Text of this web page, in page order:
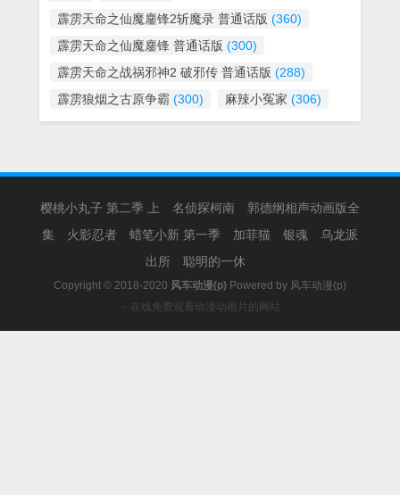
霹雳天命之仙魔鏖锋2斩魔录 普通话版 (360)
霹雳天命之仙魔鏖锋 普通话版 (300)
霹雳天命之战祸邪神2 破邪传 普通话版 (288)
霹雳狼烟之古原争霸 (300) 麻辣小冤家 (306)
樱桃小丸子 第二季 上 名侦探柯南
郭德纲相声动画版全
集
火影忍者 蜡笔小新 第一季 加菲猫 银魂
乌龙派
出所
聪明的一休
Copyright © 2018-2020 风车动漫(p) Powered by 风车动漫(p)
－在线免费观看动漫动画片的网站